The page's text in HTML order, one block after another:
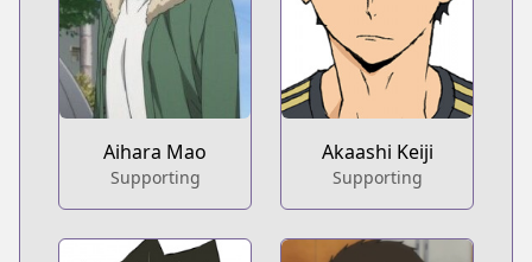
Aihara Mao
Supporting
Akaashi Keiji
Supporting